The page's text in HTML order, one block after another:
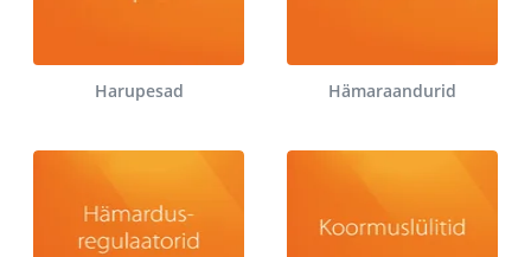
Harupesad Hämaraandurid